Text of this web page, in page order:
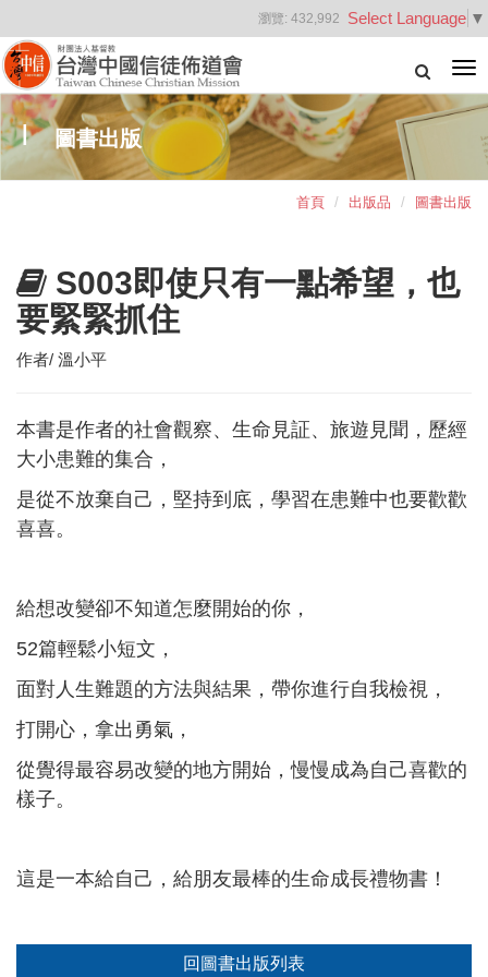
Select Language ▼
瀏覽: 432,992
圖書出版
首頁 出版品 圖書出版
S003即使只有一點希望，也
要緊緊抓住
作者/ 溫小平
本書是作者的社會觀察、生命見証、旅遊見聞，歷經
大小患難的集合，
是從不放棄自己，堅持到底，學習在患難中也要歡歡
喜喜。
給想改變卻不知道怎麼開始的你，
52篇輕鬆小短文，
面對人生難題的方法與結果，帶你進行自我檢視，
打開心，拿出勇氣，
從覺得最容易改變的地方開始，慢慢成為自己喜歡的
樣子。
這是一本給自己，給朋友最棒的生命成長禮物書！
回圖書出版列表